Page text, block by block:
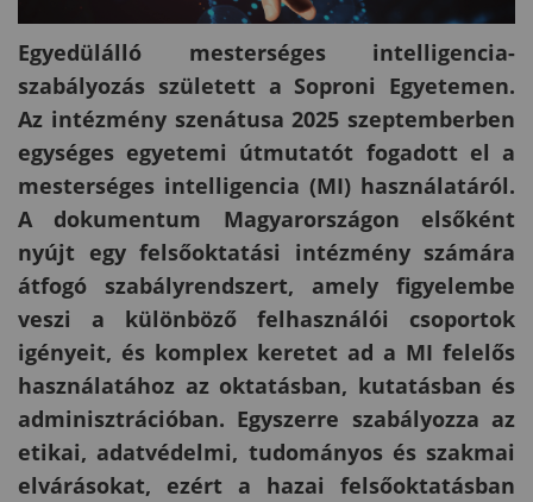
Egyedülálló mesterséges intelligencia-
szabályozás született a Soproni Egyetemen.
Az intézmény szenátusa 2025 szeptemberben
egységes egyetemi útmutatót fogadott el a
mesterséges intelligencia (MI) használatáról.
A dokumentum Magyarországon elsőként
nyújt egy felsőoktatási intézmény számára
átfogó szabályrendszert, amely figyelembe
veszi a különböző felhasználói csoportok
igényeit, és komplex keretet ad a MI felelős
használatához az oktatásban, kutatásban és
adminisztrációban. Egyszerre szabályozza az
etikai, adatvédelmi, tudományos és szakmai
elvárásokat, ezért a hazai felsőoktatásban